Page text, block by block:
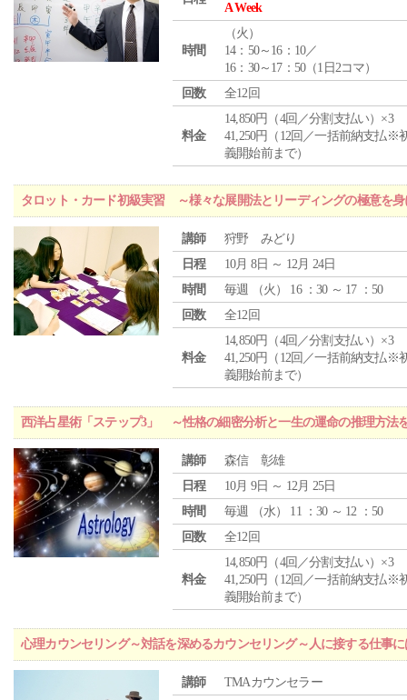
A Week
時間
（火 ）
14：50～16：10／
16：30～17：50（1日2コマ）
回数
全12回
料金
14,850円（4回／分割支払い）×3
41,250円（12回／一括前納支払※
義開始前まで）
タロット・カード初級実習 ～様々な展開法とリーディングの極意を身
講師
狩野 みどり
日程
10月 8日 ～ 12月 24日
時間
毎週 （火 ） 16 ：30 ～ 17 ：50
回数
全12回
料金
14,850円（4回／分割支払い）×3
41,250円（12回／一括前納支払※
義開始前まで）
西洋占星術「ステップ3」 ～性格の細密分析と一生の運命の推理方法
講師
森信 彰雄
日程
10月 9日 ～ 12月 25日
時間
毎週 （水） 11 ：30 ～ 12 ：50
回数
全12回
料金
14,850円（4回／分割支払い）×3
41,250円（12回／一括前納支払※
義開始前まで）
心理カウンセリング～対話を深めるカウンセリング～人に接する仕事
講師 TMAカウンセラー